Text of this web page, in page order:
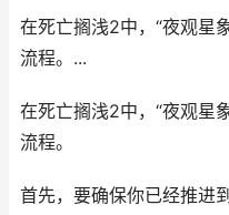
在死亡搁浅2中，“夜观星
流程。...
在死亡搁浅2中，“夜观星
流程。
首先，要确保你已经推进